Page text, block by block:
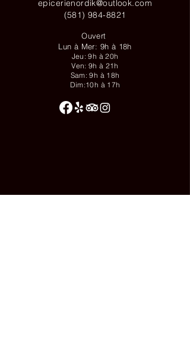
epicerienordik@outlook.com
(581) 984-8821
Ouvert
Lun à Mer: 9h à 18h
Jeu: 9h à 20h
Ven: 9h à 21h
Sam: 9h à 18h
Dim:10h à 17h